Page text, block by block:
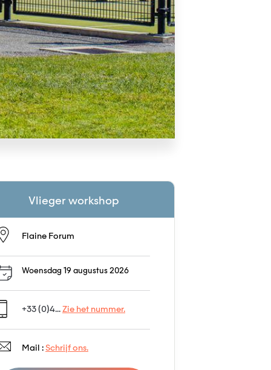
Vlieger workshop
Flaine Forum
Woensdag 19 augustus 2026
+33 (0)4... Zie het nummer.
Mail : Schrijf ons.